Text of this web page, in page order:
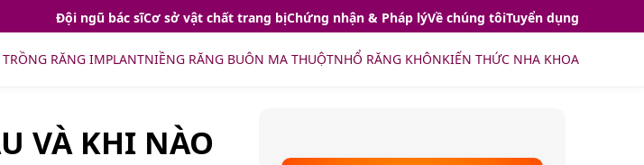
Đội ngũ bác sĩCơ sở vật chất trang bịChứng nhận & Pháp lýVề chúng tôiTuyển dụng
TRỒNG RĂNG IMPLANTNIỀNG RĂNG BUÔN MA THUỘTNHỔ RĂNG KHÔNKIẾN THỨC NHA KHOA
VÀ KHI NÀO